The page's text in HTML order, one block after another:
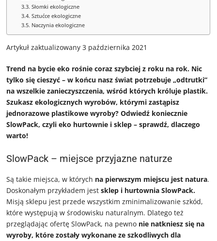
Słomki ekologiczne
Sztućce ekologiczne
Naczynia ekologiczne
Artykuł zaktualizowany 3 października 2021
Trend na bycie eko rośnie coraz szybciej z roku na rok. Nic
tylko się cieszyć – w końcu nasz świat potrzebuje „odtrutki”
na wszelkie zanieczyszczenia, wśród których króluje plastik.
Szukasz ekologicznych wyrobów, którymi zastąpisz
jednorazowe plastikowe wyroby? Odwiedź koniecznie
SlowPack, czyli eko hurtownie i sklep – sprawdź, dlaczego
warto!
SlowPack – miejsce przyjazne naturze
Są takie miejsca, w których na pierwszym miejscu jest natura.
Doskonałym przykładem jest sklep i hurtownia SlowPack.
Misją sklepu jest przede wszystkim zminimalizowanie szkód,
które występują w środowisku naturalnym. Dlatego też
przeglądając ofertę SlowPack, na pewno nie natkniesz się na
wyroby, które zostały wykonane ze szkodliwych dla